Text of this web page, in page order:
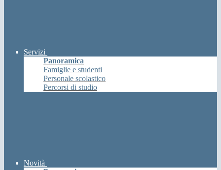
Servizi
Panoramica
Famiglie e studenti
Personale scolastico
Percorsi di studio
Novità